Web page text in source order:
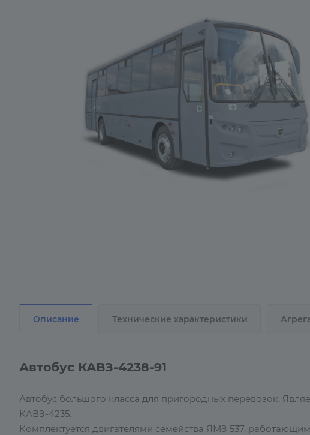
Описание Технические характеристики
Автобус КАВЗ-4238-91
Автобус большого класса для пригородных перевозок.
КАВЗ-4235.
Комплектуется двигателями семейства ЯМЗ 537,